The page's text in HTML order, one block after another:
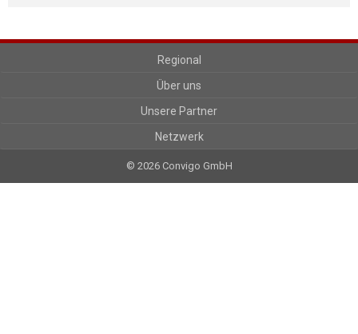
Regional
Über uns
Unsere Partner
Netzwerk
© 2026 Convigo GmbH